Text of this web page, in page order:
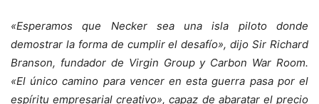
«Esperamos que Necker sea una isla piloto donde
demostrar la forma de cumplir el desafío», dijo Sir Richard
Branson, fundador de Virgin Group y Carbon War Room.
«El único camino para vencer en esta guerra pasa por el
espíritu empresarial creativo», capaz de abaratar el precio